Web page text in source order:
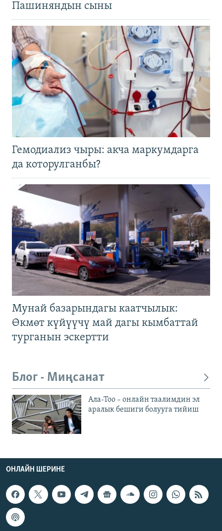
Пашиняндын сыны
Гемодиализ чыры: акча маркумдарга
да которулганбы?
Мунай базарындагы каатчылык:
Өкмөт күйүүчү май дагы кымбаттай
турганын эскертти
Блог - Миңсанат
Ала-Тоо – онлайн таалимдин эл
аралык бешиги болууга тийиш
ОНЛАЙН ШЕРИНЕ